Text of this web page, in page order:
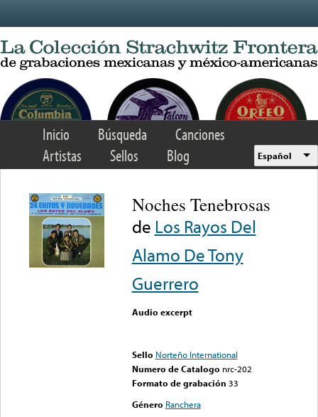
Inicio Búsqueda
Canciones
Artistas
Sellos Blog Español
Noches Tenebrosas
de Los Rayos Del
Alamo De Tony
Guerrero
Audio excerpt
Sello Norteño International
Numero de Catalogo nrc-202
Formato de grabación 33
Género Ranchera